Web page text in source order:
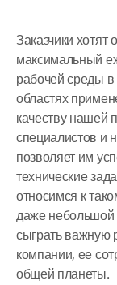
Заказчики хотят
максимальный
рабочей среды
областях
качеству нашей
специалистов и
позволяет им
технические
относимся к
даже небольшой
сыграть важную
компании, ее
общей планеты.